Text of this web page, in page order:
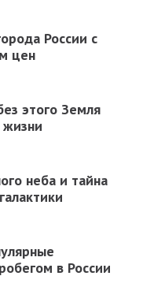
России с
цен
этого Земля
жизни
неба и тайна
в России